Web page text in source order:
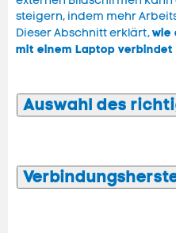
steigern, indem mehr
Dieser Abschnitt erklärt,wie
mit einem Laptop verbindet
Auswahl des